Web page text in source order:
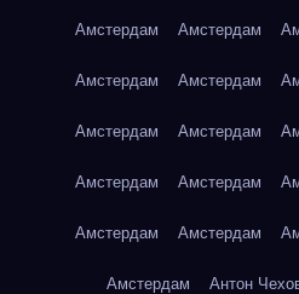
Амстердам Амстердам
Амстердам Амстердам
Амстердам Амстердам
Амстердам Амстердам
Амстердам Амстердам
Амстердам Антон